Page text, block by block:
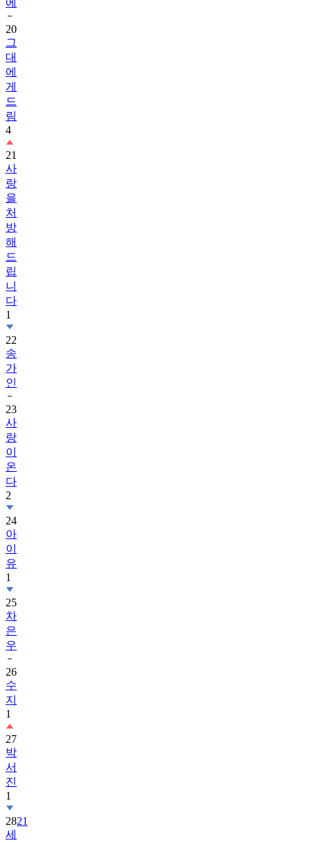
20
그
대
에
게
드
림
4
21
사
랑
을
처
방
해
드
립
니
다
1
22
송
가
인
23
사
랑
이
온
다
2
24
아
이
유
1
25
차
은
우
26
수
지
1
27
박
서
진
1
2821
세